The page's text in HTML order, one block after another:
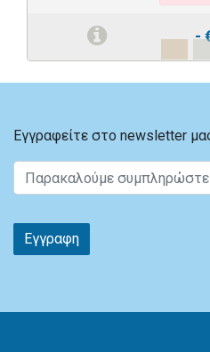
-
Εγγραφείτε στο newsletter
Εγγραφη